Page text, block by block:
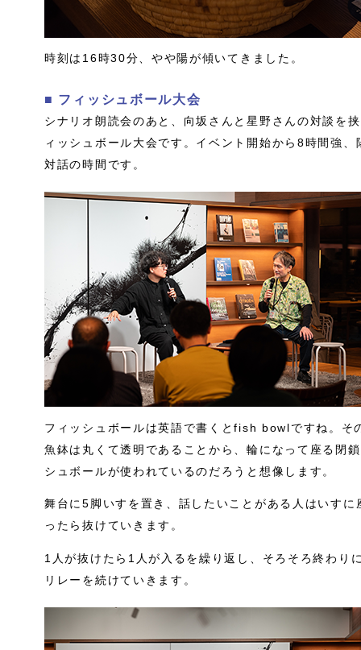
時刻は16時30分、やや陽が傾いてきました。
■ フィッシュボール大会
シナリオ朗読会のあと、向坂さんと星野さんの対談を
ィッシュボール大会です。イベント開始から8時間強
対話の時間です。
フィッシュボールは英語で書くとfish bowlですね。そ
魚鉢は丸くて透明であることから、輪になって座る閉
シュボールが使われているのだろうと想像します。
舞台に5脚いすを置き、話したいことがある人はいす
ったら抜けていきます。
1人が抜けたら1人が入るを繰り返し、そろそろ終わり
リレーを続けていきます。